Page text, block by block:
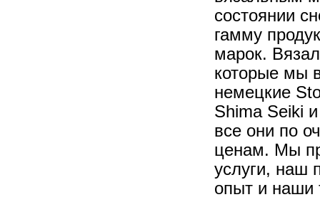
состоянии
гамму
марок.
которые мы
немецкие
Shima Seiki
все они по
ценам. Мы
услуги, наш
опыт и наши